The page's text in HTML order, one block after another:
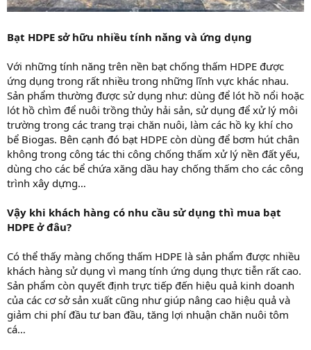
Bạt HDPE sở hữu nhiều tính năng và ứng dụng
Với những tính năng trên nền bạt chống thấm HDPE được
ứng dụng trong rất nhiều trong những lĩnh vực khác nhau.
Sản phẩm thường được sử dụng như: dùng để lót hồ nổi hoặc
lót hồ chìm để nuôi trồng thủy hải sản, sử dụng để xử lý môi
trường trong các trang trại chăn nuôi, làm các hồ kỵ khí cho
bể Biogas. Bên cạnh đó bạt HDPE còn dùng để bơm hút chân
không trong công tác thi công chống thấm xử lý nền đất yếu,
dùng cho các bể chứa xăng dầu hay chống thấm cho các công
trình xây dựng…
Vậy khi khách hàng có nhu cầu sử dụng thì mua bạt
HDPE ở đâu?
Có thể thấy màng chống thấm HDPE là sản phẩm được nhiều
khách hàng sử dụng vì mang tính ứng dụng thực tiễn rất cao.
Sản phẩm còn quyết định trực tiếp đến hiệu quả kinh doanh
của các cơ sở sản xuất cũng như giúp nâng cao hiệu quả và
giảm chi phí đầu tư ban đầu, tăng lợi nhuận chăn nuôi tôm
cá…